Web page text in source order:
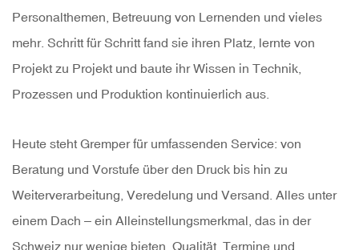
Personalthemen, Betreuung von Lernenden und vieles
mehr. Schritt für Schritt fand sie ihren Platz, lernte von
Projekt zu Projekt und baute ihr Wissen in Technik,
Prozessen und Produktion kontinuierlich aus.
Heute steht Gremper für umfassenden Service: von
Beratung und Vorstufe über den Druck bis hin zu
Weiterverarbeitung, Veredelung und Versand. Alles unter
einem Dach – ein Alleinstellungsmerkmal, das in der
Schweiz nur wenige bieten. Qualität, Termine und